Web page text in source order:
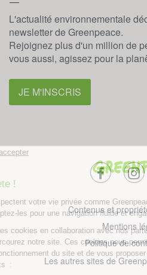
L'actualité environnementale
newsletter de Greenpeace.
Rejoignez plus d'un million de
vous aussi, agissez pour la
JE M'INSCRIS
Contenus et
Mentions
Politique de
Les autres sites de